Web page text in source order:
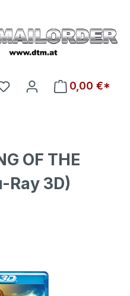
Du hast 0 Produkte auf
0,00 €*
OF THE
Ray 3D)